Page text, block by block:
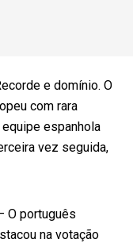
e domínio. O
com rara
espanhola
vez seguida,
O português
na votação